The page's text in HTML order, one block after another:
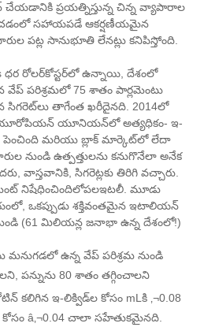
చేయడానికి ప్రయత్నిస్తున్న చిన్న వ్యాపారాల
సహాయపడే ఆకర్షణీయమైన
పట్ల సానుభూతి లేనట్లు కనిపిస్తోంది.
ధర రోలర్‌కోస్టర్‌లో ఉన్నాయి, దేశంలో
వేప్ పరిశ్రమలో 75 శాతం పార్లమెంటు
సిగరెట్‌లు తాగేంత ఖరీదైనది. 2014లో
యూరోపియన్ యూనియన్‌లో అత్యధికం- ఇ-
పెంచింది మరియు బ్లాక్ మార్కెట్‌లో లేదా
నుండి ఉత్పత్తులను కనుగొనేలా అనేక
వాస్తవానికి, సిగరెట్లకు తిరిగి వచ్చారు.
నిషేధించిందిలోపలఇటలీ. మూడు
ఒకప్పుడు శక్తివంతమైన ఇటాలియన్
(61 మిలియన్ల జనాభా ఉన్న దేశంలో!)
మనుగడలో ఉన్న వేప్ పరిశ్రమ నుండి
పన్నును 80 శాతం తగ్గించాలని
కలిగిన ఇ-లిక్విడ్‌ల కోసం mLకి ‚¬0.08
â‚¬0.04 చాలా సహేతుకమైనది.